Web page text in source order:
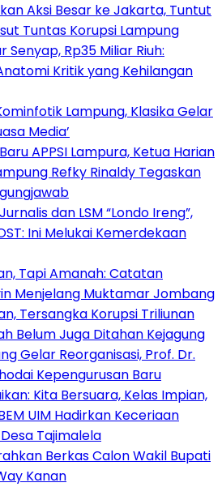
Aksi Besar ke Jakarta, Tuntut
Tuntas Korupsi Lampung
Senyap, Rp35 Miliar Riuh:
Kritik yang Kehilangan
Lampung, Klasika Gelar
Media’
APPSI Lampura, Ketua Harian
Refky Rinaldy Tegaskan
dan LSM “Londo Ireng”,
Ini Melukai Kemerdekaan
Tapi Amanah: Catatan
Menjelang Muktamar Jombang
Tersangka Korupsi Triliunan
Belum Juga Ditahan Kejagung
Gelar Reorganisasi, Prof. Dr.
Kepengurusan Baru
Kita Bersuara, Kelas Impian,
UIM Hadirkan Keceriaan
Tajimalela
Berkas Calon Wakil Bupati
Kanan